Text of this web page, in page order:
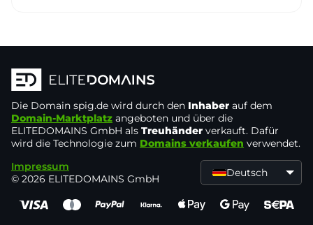
Die Domain spig.de wird durch den Inhaber auf dem
Domain-Marktplatz angeboten und über die
ELITEDOMAINS GmbH als Treuhänder verkauft. Dafür
wird die Technologie zum Domains verkaufen verwendet.
Impressum
© 2026 ELITEDOMAINS GmbH
Deutsch